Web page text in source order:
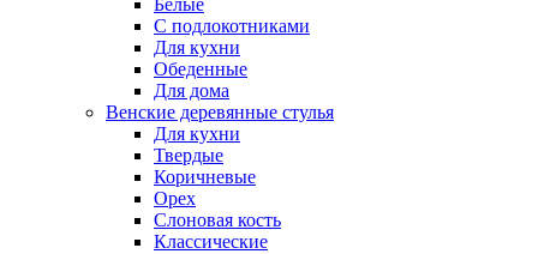
Белые
С подлокотниками
Для кухни
Обеденные
Для дома
Венские деревянные стулья
Для кухни
Твердые
Коричневые
Орех
Слоновая кость
Классические